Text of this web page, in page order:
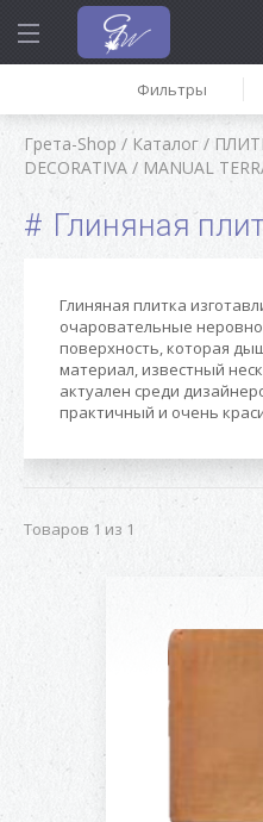
Грета-Shop / Каталог /
DECORATIVA / MANUAL
Глиняная
Глиняная плитка
очаровательные
поверхность, которая
материал, известный
актуален среди
практичный и очень
Товаров 1 из 1
Фильтры